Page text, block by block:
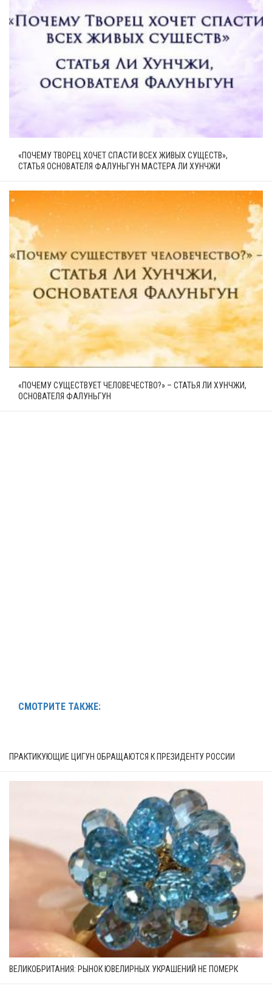
«ПОЧЕМУ ТВОРЕЦ ХОЧЕТ СПАСТИ ВСЕХ ЖИВЫХ СУЩЕСТВ»,
СТАТЬЯ ОСНОВАТЕЛЯ ФАЛУНЬГУН МАСТЕРА ЛИ ХУНЧЖИ
«ПОЧЕМУ СУЩЕСТВУЕТ ЧЕЛОВЕЧЕСТВО?» – СТАТЬЯ ЛИ ХУНЧЖИ,
ОСНОВАТЕЛЯ ФАЛУНЬГУН
СМОТРИТЕ ТАКЖЕ:
ПРАКТИКУЮЩИЕ ЦИГУН ОБРАЩАЮТСЯ К ПРЕЗИДЕНТУ РОССИИ
ВЕЛИКОБРИТАНИЯ: РЫНОК ЮВЕЛИРНЫХ УКРАШЕНИЙ НЕ ПОМЕРК